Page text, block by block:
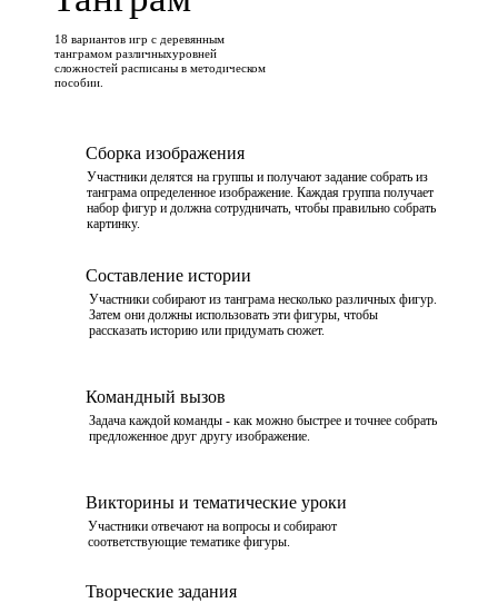
18 вариантов игр с деревянным
танграмом различныхуровней
сложностей расписаны в методическом
пособии.
Сборка изображения
Составление истории
Командный вызов
Викторины и тематические уроки
Творческие задания
Участники делятся на группы и получают задание собрать из
танграма определенное изображение. Каждая группа получает
набор фигур и должна сотрудничать, чтобы правильно собрать
картинку.
Участники собирают из танграма несколько различных фигур.
Затем они должны использовать эти фигуры, чтобы
рассказать историю или придумать сюжет.
Участники отвечают на вопросы и собирают
соответствующие тематике фигуры.
Задача каждой команды - как можно быстрее и точнее собрать
предложенное друг другу изображение.